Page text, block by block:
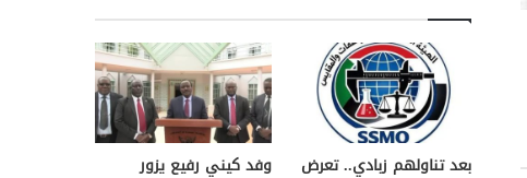
بعد تناولهم زبادي.. تعرض وفد كيني رفيع يزور